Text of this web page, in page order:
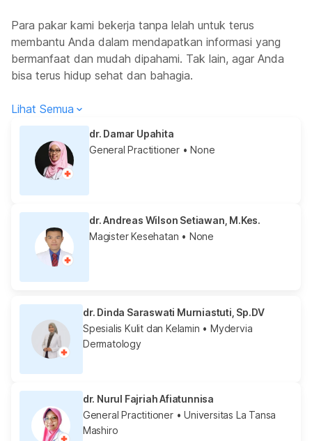
Para pakar kami bekerja tanpa lelah untuk terus
membantu Anda dalam mendapatkan informasi yang
bermanfaat dan mudah dipahami. Tak lain, agar Anda
bisa terus hidup sehat dan bahagia.
Lihat Semua
dr. Damar Upahita
General Practitioner • None
dr. Andreas Wilson Setiawan, M.Kes.
Magister Kesehatan • None
dr. Dinda Saraswati Murniastuti, Sp.DV
Spesialis Kulit dan Kelamin • Mydervia
Dermatology
dr. Nurul Fajriah Afiatunnisa
General Practitioner• Universitas La Tansa
Mashiro